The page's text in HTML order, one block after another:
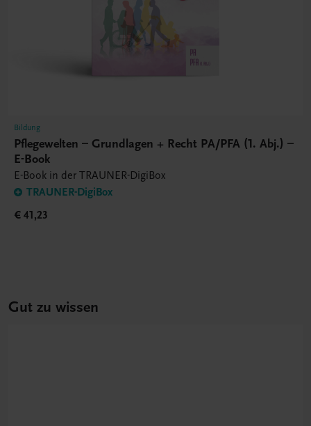
Bildung
Pflegewelten – Grundlagen + Recht PA/PFA (1. Abj.) –
E-Book
E-Book in der TRAUNER-DigiBox
TRAUNER-DigiBox
€ 41,23
Gut zu wissen